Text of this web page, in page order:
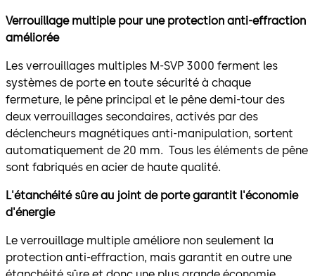
Verrouillage multiple pour une protection anti-effraction
améliorée
Les verrouillages multiples M-SVP 3000 ferment les
systèmes de porte en toute sécurité à chaque
fermeture, le pêne principal et le pêne demi-tour des
deux verrouillages secondaires, activés par des
déclencheurs magnétiques anti-manipulation, sortent
automatiquement de 20 mm. Tous les éléments de pêne
sont fabriqués en acier de haute qualité.
L'étanchéité sûre au joint de porte garantit l'économie
d'énergie
Le verrouillage multiple améliore non seulement la
protection anti-effraction, mais garantit en outre une